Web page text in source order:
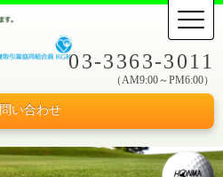
03-3363-3011
（AM9:00～PM6:00）
い合わせ